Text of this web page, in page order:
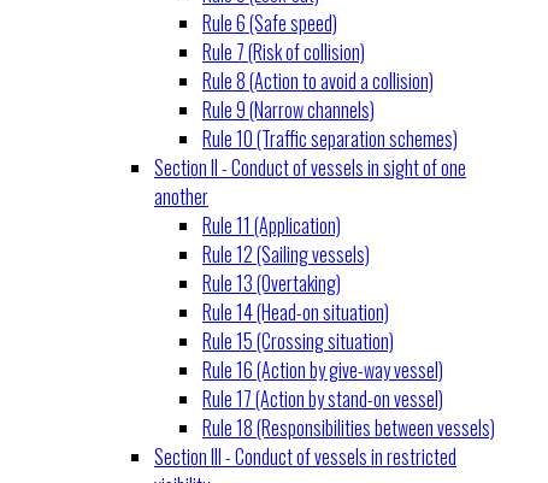
Rule 6 (Safe speed)
Rule 7 (Risk of collision)
Rule 8 (Action to avoid a collision)
Rule 9 (Narrow channels)
Rule 10 (Traffic separation schemes)
Section II - Conduct of vessels in sight of one
another
Rule 11 (Application)
Rule 12 (Sailing vessels)
Rule 13 (Overtaking)
Rule 14 (Head-on situation)
Rule 15 (Crossing situation)
Rule 16 (Action by give-way vessel)
Rule 17 (Action by stand-on vessel)
Rule 18 (Responsibilities between vessels)
Section III - Conduct of vessels in restricted